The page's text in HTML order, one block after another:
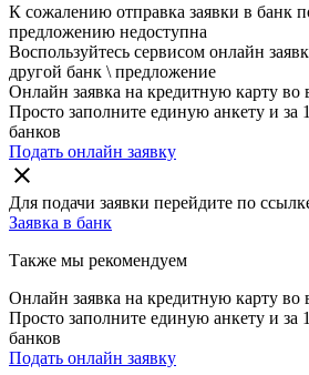
К сожалению отправка заявки в банк
предложению недоступна
Воспользуйтесь сервисом онлайн
другой банк \ предложение
Онлайн заявка на кредитную карту во
Просто заполните единую анкету и за
банков
Подать онлайн заявку
close
Для подачи заявки перейдите по
Заявка в банк
Также мы рекомендуем
Онлайн заявка на кредитную карту во
Просто заполните единую анкету и за
банков
Подать онлайн заявку